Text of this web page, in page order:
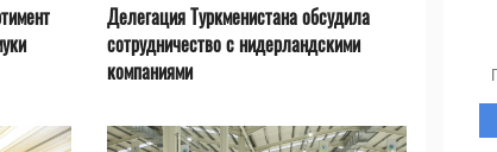
Делегация Туркменистана обсудила
сотрудничество с нидерландскими
компаниями